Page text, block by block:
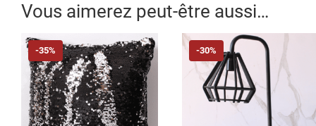
Vous aimerez peut-être aussi…
-35% -30%